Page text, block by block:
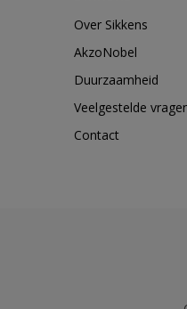
Over Sikkens
AkzoNobel
Duurzaamheid
Veelgestelde
Contact